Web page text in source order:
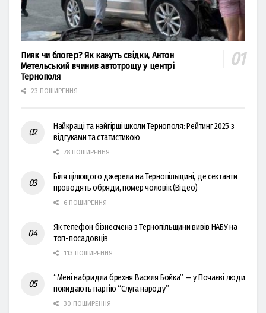
Пияк чи блогер? Як кажуть свідки, Антон
Метельський вчинив автотрощу у центрі
Тернополя
23 ПОШИРЕННЯ
Найкращі та найгірші школи Тернополя: Рейтинг 2025 з
відгуками та статистикою
78 ПОШИРЕННЯ
Біля цілющого джерела на Тернопільщині, де сектанти
проводять обряди, помер чоловік (Відео)
6 ПОШИРЕННЯ
Як телефон бізнесмена з Тернопільщини вивів НАБУ на
топ-посадовців
113 ПОШИРЕННЯ
“Мені набридла брехня Василя Бойка” — у Почаєві люди
покидають партію “Слуга народу”
30 ПОШИРЕННЯ